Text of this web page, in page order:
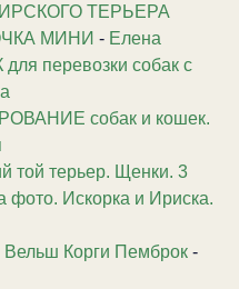
ТЕРЬЕРА
МИНИ - Елена
перевозки собак с
собак и кошек.
той терьер. Щенки. 3
фото. Искорка и Ириска.
Вельш Корги Пемброк -